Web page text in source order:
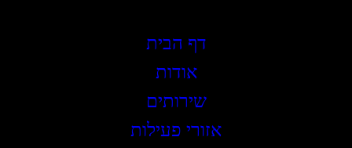
דף הבית
אודות
שירותים
אזורי פעילות